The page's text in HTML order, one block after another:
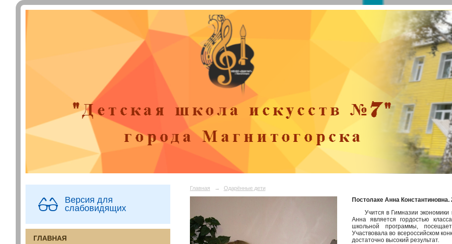
Версия для
слабовидящих
ГЛАВНАЯ
Главная → Одарённые дети
Постолаке Анна
Учится в Гимназии экономики
Анна является гордостью
школьной программы,
Участвовала во всероссийском
достаточно высокий результат.